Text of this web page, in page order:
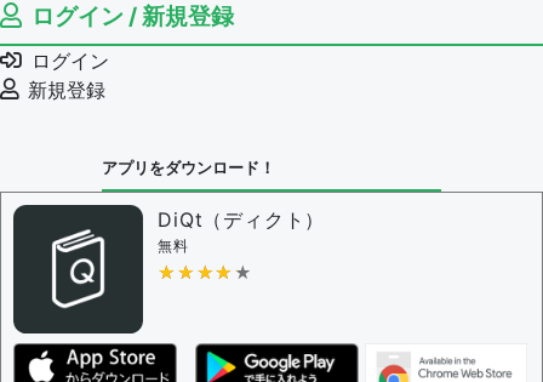
ログイン / 新規登録
ログイン
新規登録
アプリをダウンロード！
DiQt（ディクト）
無料
★★★★★
★★★★★